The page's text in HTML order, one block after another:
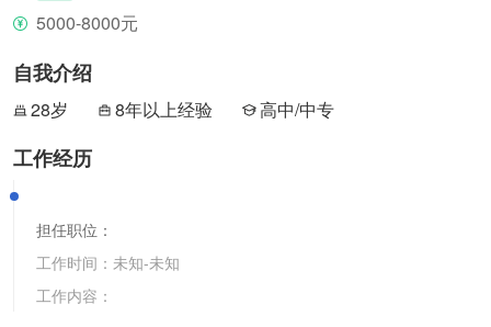
5000-8000元
自我介绍
28岁 8年以上经验 高中/中专
工作经历
担任职位：
工作时间： 未知-未知
工作内容：